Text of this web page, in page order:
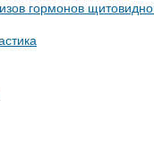
гормонов